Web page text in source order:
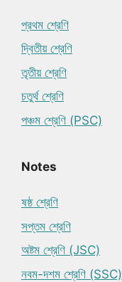
প্রথম শ্রেণি
দ্বিতীয় শ্রেণি
তৃতীয় শ্রেণি
চতুর্থ শ্রেণি
পঞ্চম শ্রেণি (PSC)
Notes
ষষ্ঠ শ্রেণি
সপ্তম শ্রেণি
অষ্টম শ্রেণি (JSC)
নবম-দশম শ্রেণি (SSC)